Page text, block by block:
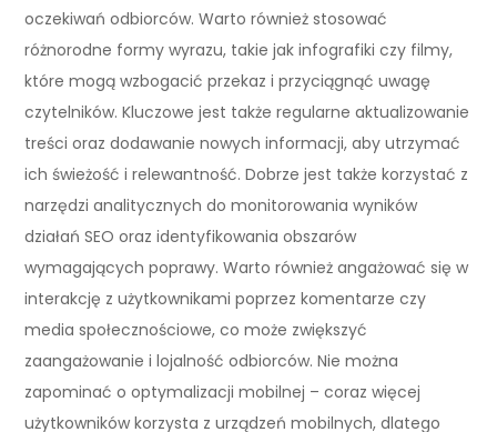
oczekiwań odbiorców. Warto również stosować
różnorodne formy wyrazu, takie jak infografiki czy filmy,
które mogą wzbogacić przekaz i przyciągnąć uwagę
czytelników. Kluczowe jest także regularne aktualizowanie
treści oraz dodawanie nowych informacji, aby utrzymać
ich świeżość i relewantność. Dobrze jest także korzystać z
narzędzi analitycznych do monitorowania wyników
działań SEO oraz identyfikowania obszarów
wymagających poprawy. Warto również angażować się w
interakcję z użytkownikami poprzez komentarze czy
media społecznościowe, co może zwiększyć
zaangażowanie i lojalność odbiorców. Nie można
zapominać o optymalizacji mobilnej – coraz więcej
użytkowników korzysta z urządzeń mobilnych, dlatego